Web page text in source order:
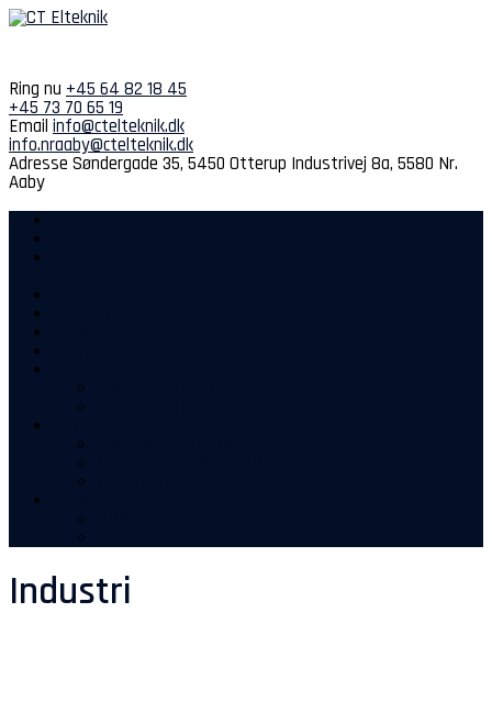
Spring
Ring nu +45 64 82 18 45
+45 73 70 65 19
Email info@ctelteknik.dk
info.nraaby@ctelteknik.dk
Adresse Søndergade 35, 5450 Otterup Industrivej 8a, 5580 Nr.
Aaby
Industri